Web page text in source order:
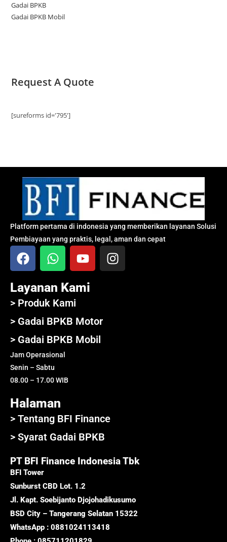
Gadai BPKB
Gadai BPKB Mobil
Request A Quote
[sureforms id='795']
Platform pertama di indonesia yang memberikan layanan Solusi
Pembiayaan yang praktis, legal, aman dan cepat
Layanan Kami
> Produk Kami
> Gadai BPKB Motor
> Gadai BPKB Mobil
Jam Operasional
Senin – Sabtu
08.00 – 17.00 WIB
Halaman
> Tentang BFI Finance
> Syarat Gadai BPKB
PT BFI Finance Indonesia Tbk
BFI Tower
Sunburst CBD Lot. 1.2
Jl. Kapt. Soebijanto Djojohadikusumo
BSD City – Tangerang Selatan 15322
WhatsApp : 0881024113418